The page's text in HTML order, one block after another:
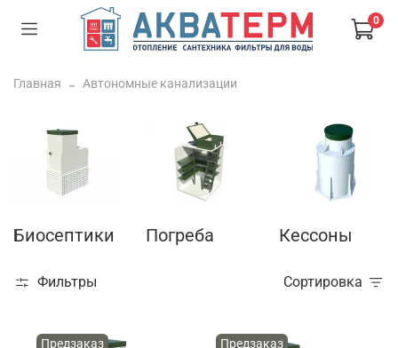
0
Главная Автономные канализации
Биосептики Погреба Кессоны
Фильтры Сортировка
Предзаказ Предзаказ